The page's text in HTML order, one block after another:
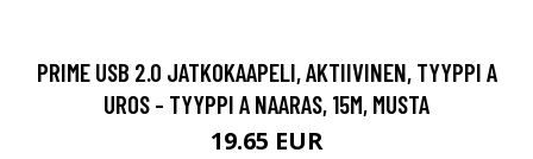
PRIME USB 2.0 JATKOKAAPELI, AKTIIVINEN, TYYPPI A
UROS - TYYPPI A NAARAS, 15M, MUSTA
19.65 EUR